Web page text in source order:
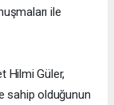
ile
Hilmi Güler,
sahip olduğunun